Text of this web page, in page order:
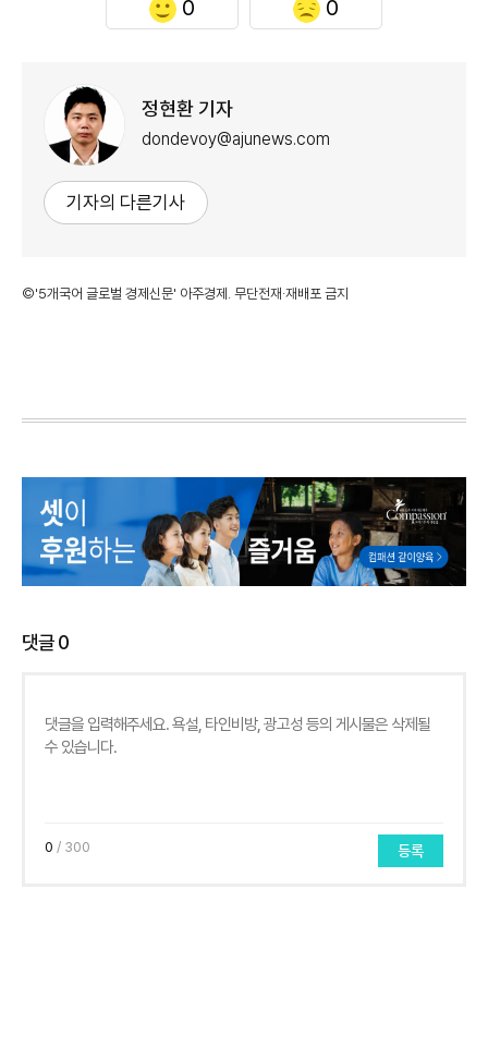
0 0
정현환 기자
dondevoy@ajunews.com
기자의 다른기사
©'5개국어 글로벌 경제신문' 아주경제. 무단전재·재배포 금지
댓글0
0 / 300 등록